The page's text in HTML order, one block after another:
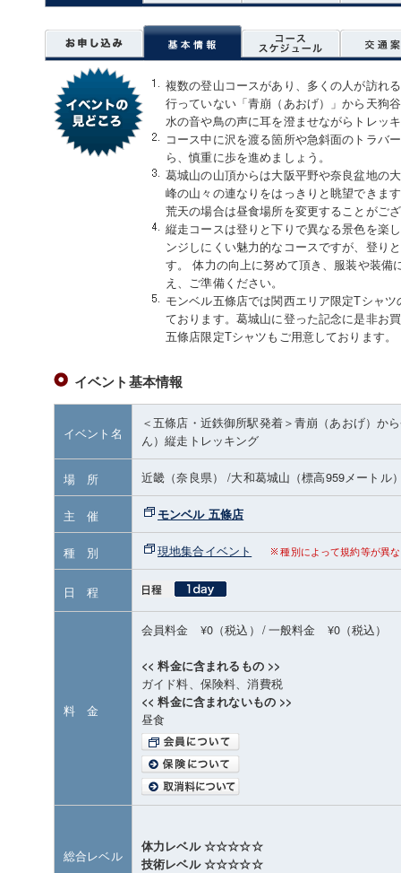
複数の登山コースがあり、多くの人が訪れ
行っていない「青崩（あおげ）」から天狗
水の音や鳥の声に耳を澄ませながらトレッ
コース中に沢を渡る箇所や急斜面のトラバ
ら、慎重に歩を進めましょう。
葛城山の山頂からは大阪平野や奈良盆地の
峰の山々の連なりをはっきりと眺望できま
荒天の場合は昼食場所を変更することがご
縦走コースは登りと下りで異なる景色を楽
ンジしにくい魅力的なコースですが、登り
す。 体力の向上に努めて頂き、服装や装備
え、ご準備ください。
モンベル五條店では関西エリア限定Tシャツ
ております。葛城山に登った記念に是非お
五條店限定Tシャツもご用意しております。
イベント基本情報
イベント名
＜五條店・近鉄御所駅発着＞青崩（あおげ）
ん）縦走トレッキング
場 所 近畿（奈良県） /大和葛城山 （標高959メートル
主 催 モンベル 五條店
種 別 現地集合イベント 種別によって規約等が異
日 程
料 金
会員料金 ¥0（税込） /一般料金 ¥0（税込）
<< 料金に含まれるもの >>
ガイド料、保険料、消費税
<< 料金に含まれないもの >>
昼食
総合レベル
体力レベル ☆☆☆☆☆
技術レベル ☆☆☆☆☆